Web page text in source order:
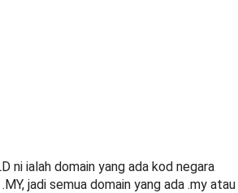
ialah domain yang ada kod negara
jadi semua domain yang ada .my atau